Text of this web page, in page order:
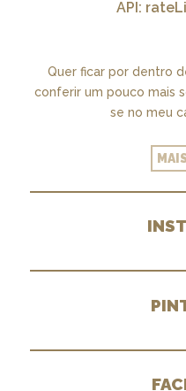
API:
Quer ficar por dentro
conferir um pouco mais
se no meu